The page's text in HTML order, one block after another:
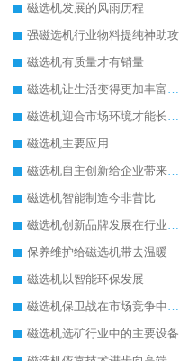
磁选机发展的风雨历程
强磁选机行业物料提纯神助攻
磁选机有质量才有销量
磁选机让生活变得更加丰富多彩
磁选机迎合市场环境才能长远发展
磁选机主要应用
磁选机自主创新给企业带来了阳光
磁选机智能制造今非昔比
磁选机创新品牌发展在行业的顶端
保养维护给磁选机带去温暖
磁选机以智能环保发展
磁选机保卫战在市场竞争中打响
磁选机选矿行业中的主要设备